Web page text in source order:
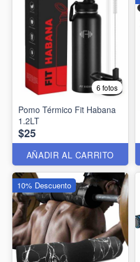
6 fotos
Pomo Térmico Fit Habana
1.2LT
$25
AÑADIR AL CARRITO
10% Descuento